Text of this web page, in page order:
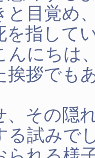
と目覚め
を指して
んにちは
挨拶でも
、その隠
る試みで